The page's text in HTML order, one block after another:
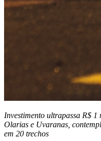
Investimento ultrapassa R$
Olarias e Uvaranas,
em 20 trechos